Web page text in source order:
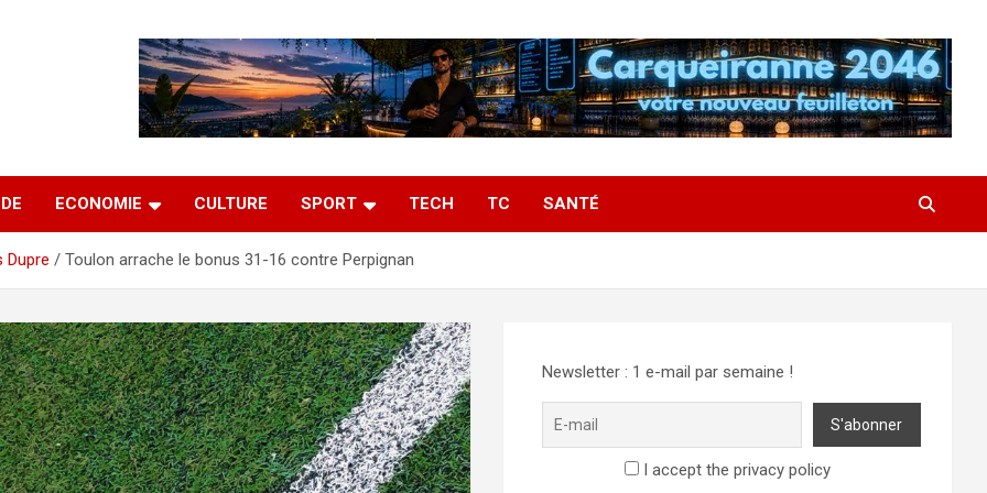
ECONOMIE CULTURE SPORT TECH TC SANTÉ
Dupre Toulon arrache le bonus 31-16 contre Perpignan
Newsletter : 1 e-mail par semaine !
I accept the privacy policy